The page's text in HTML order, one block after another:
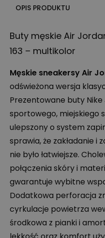
OPIS PRODUKTU
Buty męskie Air
163 – multikolor
Męskie sneakersy Air
odświeżona wersja
Prezentowane buty
sportowego, miejskiego
ulepszony o system
sprawia, że zakładanie i
nie było łatwiejsze.
połączenia skóry i
gwarantuje wybitne
Dodatkowa perforacja
cyrkulacje powietrza
środkowa z pianki i